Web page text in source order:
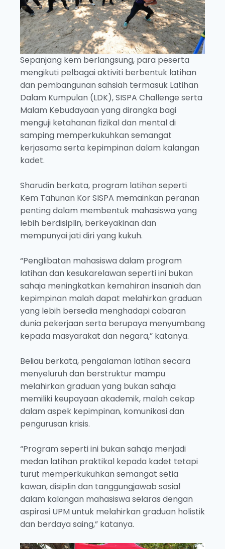
Sepanjang kem berlangsung, para peserta
mengikuti pelbagai aktiviti berbentuk latihan
dan pembangunan sahsiah termasuk Latihan
Dalam Kumpulan (LDK), SISPA Challenge serta
Malam Kebudayaan yang dirangka bagi
menguji ketahanan fizikal dan mental di
samping memperkukuhkan semangat
kerjasama serta kepimpinan dalam kalangan
kadet.
Sharudin berkata, program latihan seperti
Kem Tahunan Kor SISPA memainkan peranan
penting dalam membentuk mahasiswa yang
lebih berdisiplin, berkeyakinan dan
mempunyai jati diri yang kukuh.
“Penglibatan mahasiswa dalam program
latihan dan kesukarelawan seperti ini bukan
sahaja meningkatkan kemahiran insaniah dan
kepimpinan malah dapat melahirkan graduan
yang lebih bersedia menghadapi cabaran
dunia pekerjaan serta berupaya menyumbang
kepada masyarakat dan negara,” katanya.
Beliau berkata, pengalaman latihan secara
menyeluruh dan berstruktur mampu
melahirkan graduan yang bukan sahaja
memiliki keupayaan akademik, malah cekap
dalam aspek kepimpinan, komunikasi dan
pengurusan krisis.
“Program seperti ini bukan sahaja menjadi
medan latihan praktikal kepada kadet tetapi
turut memperkukuhkan semangat setia
kawan, disiplin dan tanggungjawab sosial
dalam kalangan mahasiswa selaras dengan
aspirasi UPM untuk melahirkan graduan holistik
dan berdaya saing,” katanya.